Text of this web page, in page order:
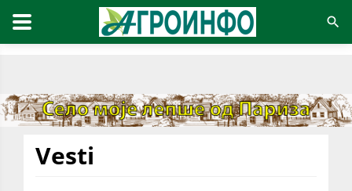
Vesti